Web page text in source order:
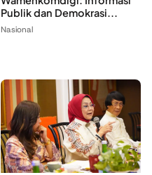
Publik dan Demokrasi...
Nasional